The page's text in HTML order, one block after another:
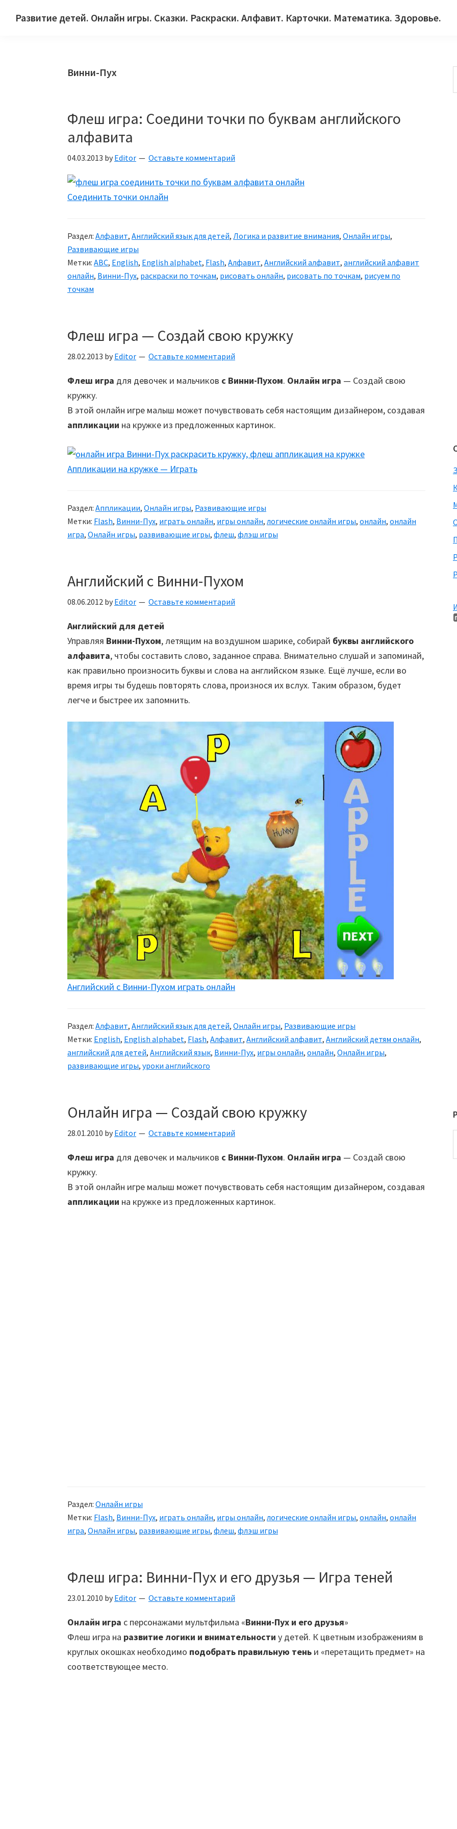
Развитие детей. Онлайн игры. Сказки. Раскраски. Алфавит. Карточки. Математика. Здоровье.
Винни-Пух
Флеш игра: Соедини точки по буквам английского
алфавита
04.03.2013 by Editor Оставьте комментарий
Соединить точки онлайн
Раздел: Алфавит, Английский язык для детей, Логика и развитие внимания, Онлайн игры,
Развивающие игры
Метки: ABC, English, English alphabet, Flash, Алфавит, Английский алфавит, английский алфавит
онлайн, Винни-Пух, раскраски по точкам, рисовать онлайн, рисовать по точкам, рисуем по
точкам
Флеш игра — Создай свою кружку
28.02.2013 by Editor Оставьте комментарий
Флеш игра для девочек и мальчиков с Винни-Пухом. Онлайн игра — Создай свою
кружку.
В этой онлайн игре малыш может почувствовать себя настоящим дизайнером, создавая
аппликации на кружке из предложенных картинок.
Аппликации на кружке — Играть
Раздел: Аппликации, Онлайн игры, Развивающие игры
Метки: Flash, Винни-Пух, играть онлайн, игры онлайн, логические онлайн игры, онлайн, онлайн
игра, Онлайн игры, развивающие игры, флеш, флэш игры
Английский с Винни-Пухом
08.06.2012 by Editor Оставьте комментарий
Английский для детей
Управляя Винни-Пухом, летящим на воздушном шарике, собирай буквы английского
алфавита, чтобы составить слово, заданное справа. Внимательно слушай и запоминай,
как правильно произносить буквы и слова на английском языке. Ещё лучше, если во
время игры ты будешь повторять слова, произнося их вслух. Таким образом, будет
легче и быстрее их запомнить.
Английский с Винни-Пухом играть онлайн
Раздел: Алфавит, Английский язык для детей, Онлайн игры, Развивающие игры
Метки: English, English alphabet, Flash, Алфавит, Английский алфавит, Английский детям онлайн,
английский для детей, Английский язык, Винни-Пух, игры онлайн, онлайн, Онлайн игры,
развивающие игры, уроки английского
Онлайн игра — Создай свою кружку
28.01.2010 by Editor Оставьте комментарий
Флеш игра для девочек и мальчиков с Винни-Пухом. Онлайн игра — Создай свою
кружку.
В этой онлайн игре малыш может почувствовать себя настоящим дизайнером, создавая
аппликации на кружке из предложенных картинок.
Раздел: Онлайн игры
Метки: Flash, Винни-Пух, играть онлайн, игры онлайн, логические онлайн игры, онлайн, онлайн
игра, Онлайн игры, развивающие игры, флеш, флэш игры
Флеш игра: Винни-Пух и его друзья — Игра теней
23.01.2010 by Editor Оставьте комментарий
Онлайн игра с персонажами мультфильма «Винни-Пух и его друзья»
Флеш игра на развитие логики и внимательности у детей. К цветным изображениям в
круглых окошках необходимо подобрать правильную тень и «перетащить предмет» на
соответствующее место.